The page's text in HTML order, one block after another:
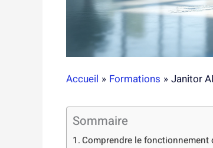
Accueil Formations Janitor
Sommaire
Comprendre le